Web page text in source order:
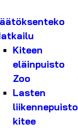
Kiteen
eläinpuisto
Zoo
Lasten
liikennepuisto
kitee